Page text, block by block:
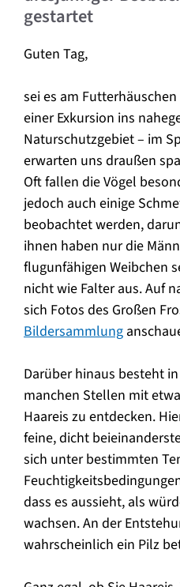
gestartet
Guten Tag,
sei es am
einer Exkursion ins
Naturschutzgebiet – im
erwarten uns draußen
Oft fallen die Vögel
jedoch auch einige
beobachtet werden,
ihnen haben nur die
flugunfähigen Weibchen
nicht wie Falter aus. Auf
sich Fotos des Großen
Bildersammlung
Darüber hinaus besteht
manchen Stellen mit
Haareis zu entdecken.
feine, dicht
sich unter bestimmten
dass es aussieht, als
wachsen. An der
wahrscheinlich ein Pilz